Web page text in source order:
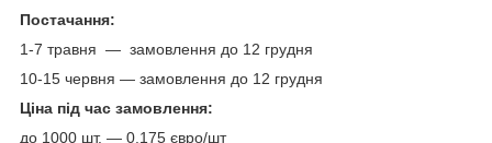
Постачання:
1-7 травня — замовлення до 12 грудня
10-15 червня — замовлення до 12 грудня
Ціна під час замовлення:
до 1000 шт. ― 0.175 євро/шт